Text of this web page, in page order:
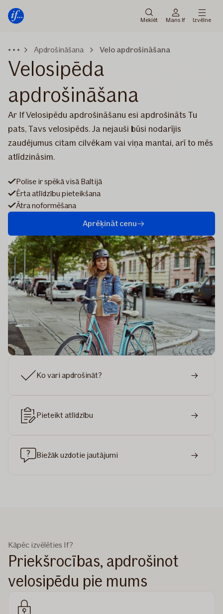
izvēlne
Meklēt Mans If Izvēlne
Apdrošināšana Velo apdrošināšana
Velosipēda
apdrošināšana
Ar If Velosipēdu apdrošināšanu esi apdrošināts Tu
pats, Tavs velosipēds. Ja nejauši būsi nodarījis
zaudējumus citam cilvēkam vai viņa mantai, arī to mēs
atlīdzināsim.
Polise ir spēkā visā Baltijā
Ērta atlīdzību pieteikšana
Ātra noformēšana
Aprēķināt cenu
Ko vari apdrošināt?
Pieteikt atlīdzību
Biežāk uzdotie jautājumi
Kāpēc izvēlēties If?
Priekšrocības, apdrošinot
velosipēdu pie mums